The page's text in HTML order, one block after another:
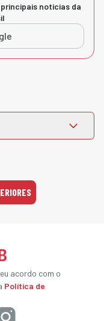
notícias da
acordo com o
Política de